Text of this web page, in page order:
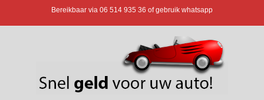
Bereikbaar via 06 514 935 36 of gebruik whatsapp